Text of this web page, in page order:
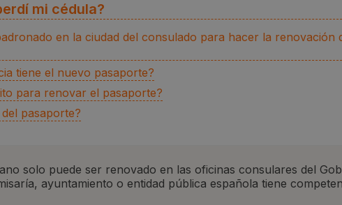
mi cédula?
en la ciudad del consulado para hacer la renovación
tiene el nuevo pasaporte?
para renovar el pasaporte?
pasaporte?
solo puede ser renovado en las oficinas consulares del
ayuntamiento o entidad pública española tiene